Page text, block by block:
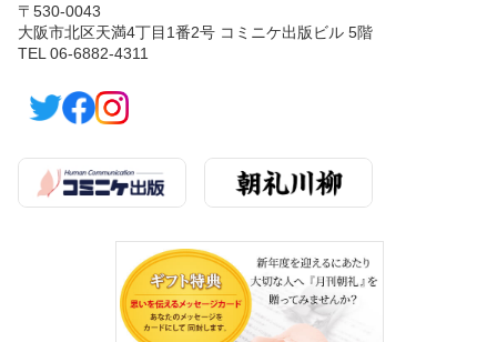
〒530-0043
大阪市北区天満4丁目1番2号 コミニケ出版ビル 5階
TEL 06-6882-4311